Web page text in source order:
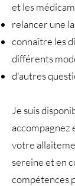
et les
relancer une
connaître les
différents
d'autres
Je suis
accompagnez
votre
sereine et en
compétences